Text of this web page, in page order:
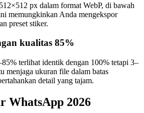
px dalam format WebP, di bawah
memungkinkan Anda mengekspor
preset stiker.
kualitas 85%
terlihat identik dengan 100% tetapi 3–
menjaga ukuran file dalam batas
detail yang tajam.
WhatsApp 2026